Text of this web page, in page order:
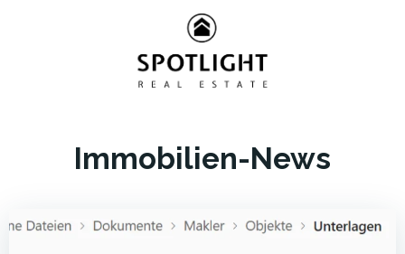
Zum
Inhalt
springen
Immobilien-News